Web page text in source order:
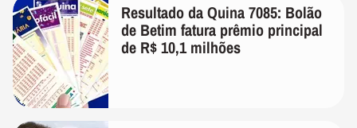
Resultado da Quina 7085: Bolão
de Betim fatura prêmio principal
de R$ 10,1 milhões